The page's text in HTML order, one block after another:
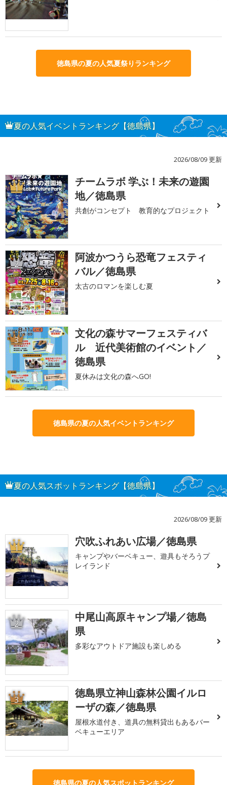
徳島県の夏の人気夏祭りランキング
夏の人気イベントランキング【徳島県】
2026/08/09 更新
1
チームラボ 学ぶ！未来の遊園
地／徳島県
共創がコンセプト 教育的なプロジェクト
2
阿波かつうら恐竜フェスティ
バル／徳島県
太古のロマンを楽しむ夏
3
文化の森サマーフェスティバ
ル 近代美術館のイベント／
徳島県
夏休みは文化の森へGO!
徳島県の夏の人気イベントランキング
夏の人気スポットランキング【徳島県】
2026/08/09 更新
1 穴吹ふれあい広場／徳島県
キャンプやバーベキュー、遊具もそろうプ
レイランド
2
中尾山高原キャンプ場／徳島
県
多彩なアウトドア施設も楽しめる
3
徳島県立神山森林公園イルロ
ーザの森／徳島県
屋根水道付き、道具の無料貸出もあるバー
ベキューエリア
徳島県の夏の人気スポットランキング